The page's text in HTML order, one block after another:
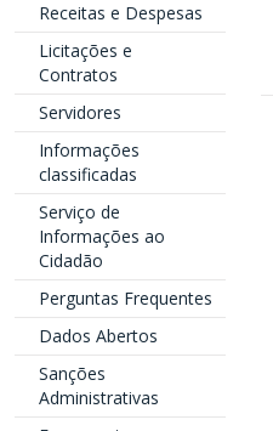
Receitas e Despesas
Licitações e
Contratos
Servidores
Informações
classificadas
Serviço de
Informações ao
Cidadão
Perguntas Frequentes
Dados Abertos
Sanções
Administrativas